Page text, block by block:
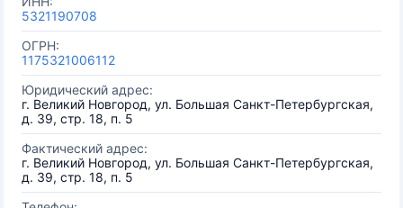
5321190708
ОГРН:
1175321006112
Юридический адрес:
г. Великий Новгород, ул. Большая Санкт-Петербургская,
д. 39, стр. 18, п. 5
Фактический адрес:
г. Великий Новгород, ул. Большая Санкт-Петербургская,
д. 39, стр. 18, п. 5